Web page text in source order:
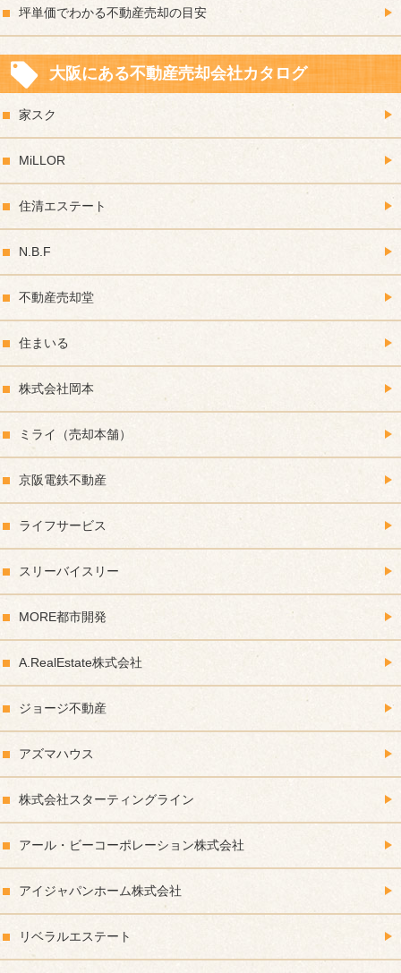
坪単価でわかる不動産売却の目安
大阪にある不動産売却会社カタログ
家スク
MiLLOR
住清エステート
N.B.F
不動産売却堂
住まいる
株式会社岡本
ミライ（売却本舗）
京阪電鉄不動産
ライフサービス
スリーバイスリー
MORE都市開発
A.RealEstate株式会社
ジョージ不動産
アズマハウス
株式会社スターティングライン
アール・ビーコーポレーション株式会社
アイジャパンホーム株式会社
リベラルエステート